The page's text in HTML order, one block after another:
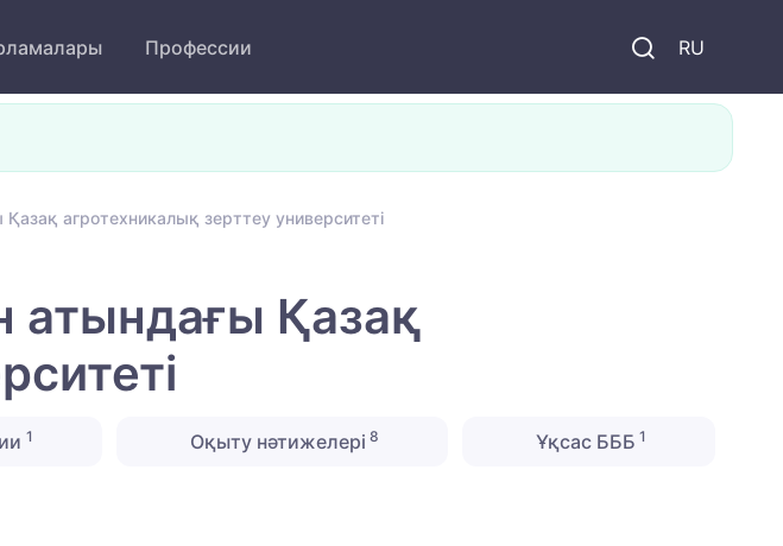
RU
Профессии
агротехникалық зерттеу университеті
атындағы Қазақ
1 Оқыту нәтижелері 8 Ұқсас БББ 1